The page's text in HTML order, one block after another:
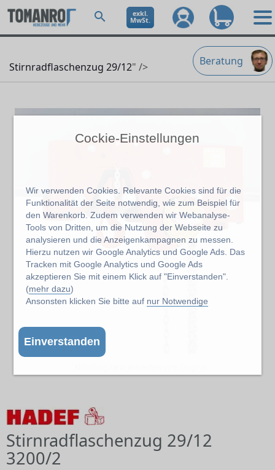
Cockie-Einstellungen
Wir verwenden Cookies. Relevante Cookies sind für die
Funktionalität der Seite notwendig, wie zum Beispiel für
den Warenkorb. Zudem verwenden wir Webanalyse-
Tools von Dritten, um die Nutzung der Webseite zu
analysieren und die Anzeigenkampagnen zu messen.
Hierzu nutzen wir Google Analytics und Google Ads. Das
Tracken mit Google Analytics und Google Ads
akzeptieren Sie mit einem Klick auf "Einverstanden".
(mehr dazu)
Ansonsten klicken Sie bitte auf nur Notwendige
Einverstanden
exkl.
MwSt.
Beratung
Stirnradflaschenzug 29/12" />
Stirnradflaschenzug 29/12
3200/2